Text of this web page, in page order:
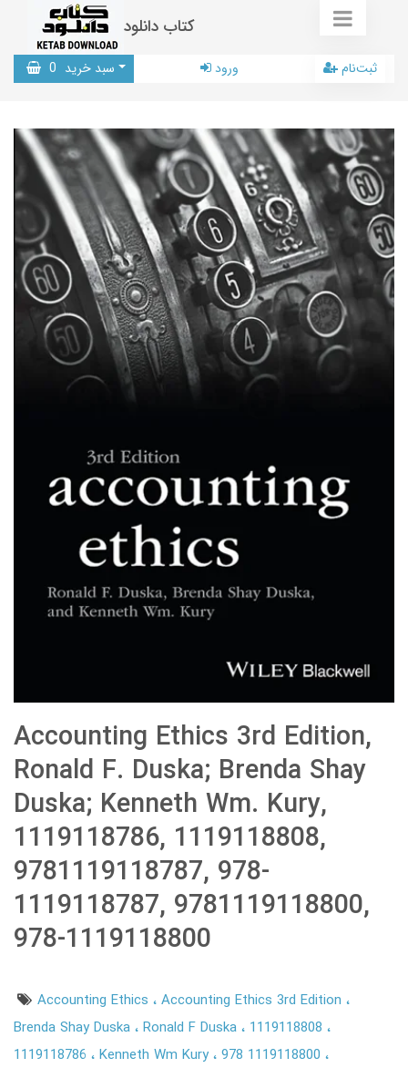
کتاب دانلود
سبد خرید 0 ورود ثبت‌نام
Accounting Ethics 3rd Edition,
Ronald F. Duska; Brenda Shay
Duska; Kenneth Wm. Kury,
1119118786, 1119118808,
9781119118787, 978-
1119118787, 9781119118800,
978-1119118800
Accounting Ethics Accounting Ethics 3rd Edition
Brenda Shay Duska Ronald F Duska
1119118808
1119118786
Kenneth Wm Kury 978 1119118800